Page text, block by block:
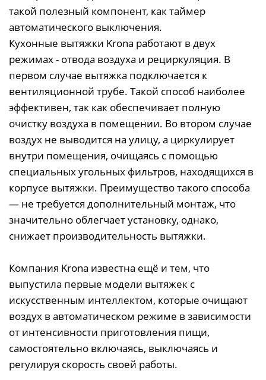
такой полезный компонент, как таймер
автоматического выключения.
Кухонные вытяжки Krona работают в двух
режимах - отвода воздуха и рециркуляция. В
первом случае вытяжка подключается к
вентиляционной трубе. Такой способ наиболее
эффективен, так как обеспечивает полную
очистку воздуха в помещении. Во втором случае
воздух не выводится на улицу, а циркулирует
внутри помещения, очищаясь с помощью
специальных угольных фильтров, находящихся в
корпусе вытяжки. Преимущество такого способа
— не требуется дополнительный монтаж, что
значительно облегчает установку, однако,
снижает производительность вытяжки.
Компания Krona известна ещё и тем, что
выпустила первые модели вытяжек с
искусственным интеллектом, которые очищают
воздух в автоматическом режиме в зависимости
от интенсивности приготовления пищи,
самостоятельно включаясь, выключаясь и
регулируя скорость своей работы.